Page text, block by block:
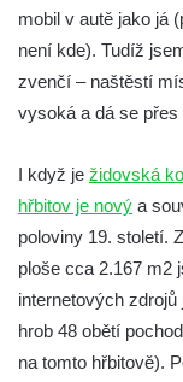
Starý židovský
Labem
Nový židovský
Židovský
Židovský
Nový židovský
(Kuttenplan)
Starý židovský
(Kuttenplan)
Nový židovský
mobil v autě jako já
není kde). Tudíž
zvenčí – naštěstí
vysoká a dá se přes
I když je židovská
hřbitov je nový a
poloviny 19. století.
ploše cca 2.167 m2
internetových
hrob 48 obětí
na tomto hřbitově).